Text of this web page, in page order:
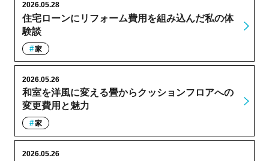
住宅ローンにリフォーム費用を組み込んだ私の体
験談
2026.05.28
家
和室を洋風に変える畳からクッションフロアへの
変更費用と魅力
2026.05.26
家
2026.05.26